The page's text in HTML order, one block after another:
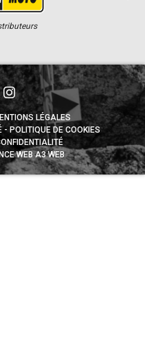
LÉGALES
POLITIQUE DE COOKIES
WEB A3 WEB